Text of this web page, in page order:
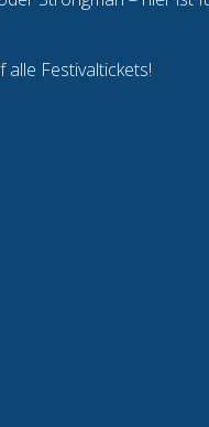
Festivaltickets!